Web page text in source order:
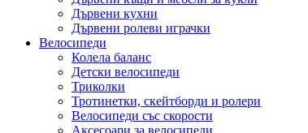
Дървени кухни
Дървени ролеви играчки
Велосипеди
Колела баланс
Детски велосипеди
Триколки
Тротинетки, скейтборди и ролери
Велосипеди със скорости
Аксесоари за велосипеди